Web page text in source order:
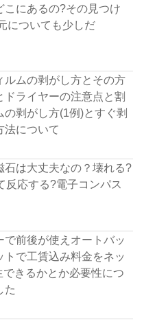
こにあるの?その見つけ
についても少しだ
ルムの剥がし方とその方
ドライヤーの注意点と割
の剥がし方(1例)とすぐ剥
法について
石は大丈夫なの？壊れる?
反応する?電子コンパス
で前後が使えオートバッ
トで工賃込み料金をネッ
できるかとか必要性につ
た